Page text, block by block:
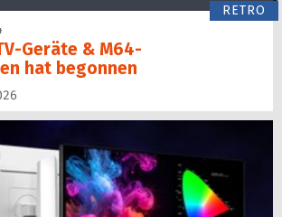
RETRO
Geräte & M64-
hat begon­nen